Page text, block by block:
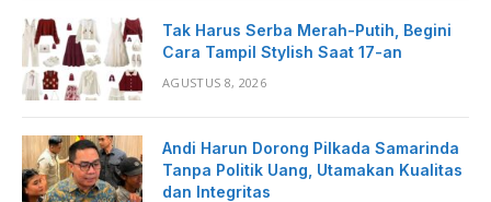
Tak Harus Serba Merah-Putih, Begini
Cara Tampil Stylish Saat 17-an
AGUSTUS 8, 2026
Andi Harun Dorong Pilkada Samarinda
Tanpa Politik Uang, Utamakan Kualitas
dan Integritas